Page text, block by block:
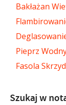
Bakłażan
Pieprz
Fasola
Szukaj w